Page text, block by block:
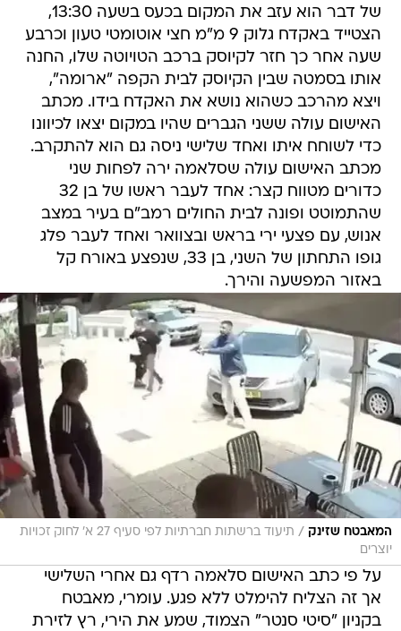
של דבר הוא עזב את המקום בכעס בשעה 13:30,
הצטייד באקדח גלוק 9 מ"מ חצי אוטומטי טעון וכרבע
שעה אחר כך חזר לקיוסק ברכב הטויוטה שלו, החנה
אותו בסמטה שבין הקיוסק לבית הקפה "ארומה",
ויצא מהרכב כשהוא נושא את האקדח בידו. מכתב
האישום עולה ששני הגברים שהיו במקום יצאו לכיוונו
כדי לשוחח איתו ואחד שלישי ניסה גם הוא להתקרב.
מכתב האישום עולה שסלאמה ירה לפחות שני
כדורים מטווח קצר: אחד לעבר ראשו של בן 32
שהתמוטט ופונה לבית החולים רמב"ם בעיר במצב
אנוש, עם פצעי ירי בראש ובצוואר ואחד לעבר פלג
גופו התחתון של השני, בן 33, שנפצע באורח קל
באזור המפשעה והירך.
המאבטח שזינק /
תיעוד ברשתות חברתיות לפי סעיף 27 א' לחוק זכויות
יוצרים
על פי כתב האישום סלאמה רדף גם אחרי השלישי
אך זה הצליח להימלט ללא פגע. עומרי, מאבטח
בקניון "סיטי סנטר" הצמוד, שמע את הירי, רץ לזירת